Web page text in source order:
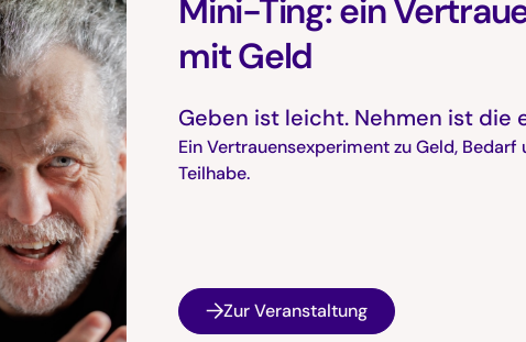
Mini-Ting: ein
mit Geld
Geben ist leicht. Nehmen ist die
Ein Vertrauensexperiment zu Geld,
Teilhabe.
Zur Veranstaltung